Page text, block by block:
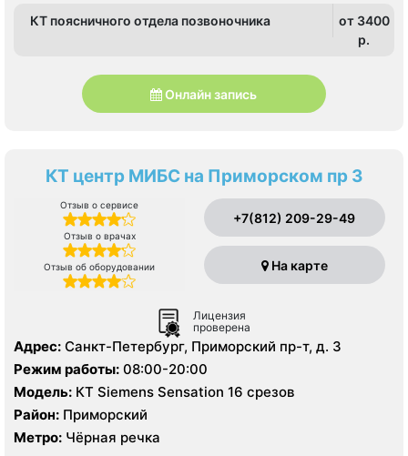
КТ поясничного отдела позвоночника
от 3400
p.
Онлайн запись
КТ центр МИБС на Приморском пр 3
Отзыв о сервисе
Отзыв о врачах
Отзыв об оборудовании
+7(812) 209-29-49
На карте
Лицензия
проверена
Адрес: Санкт-Петербург, Приморский пр-т, д. 3
Режим работы: 08:00-20:00
Модель: КТ Siemens Sensation 16 срезов
Район: Приморский
Метро: Чёрная речка